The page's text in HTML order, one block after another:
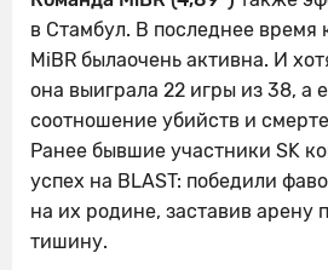
в Стамбул. В последнее время
MiBR былаочень активна. И
она выиграла 22 игры из 38, а
соотношение убийств и
Ранее бывшие участники SK
успех на BLAST: победили
на их родине, заставив арену
тишину.